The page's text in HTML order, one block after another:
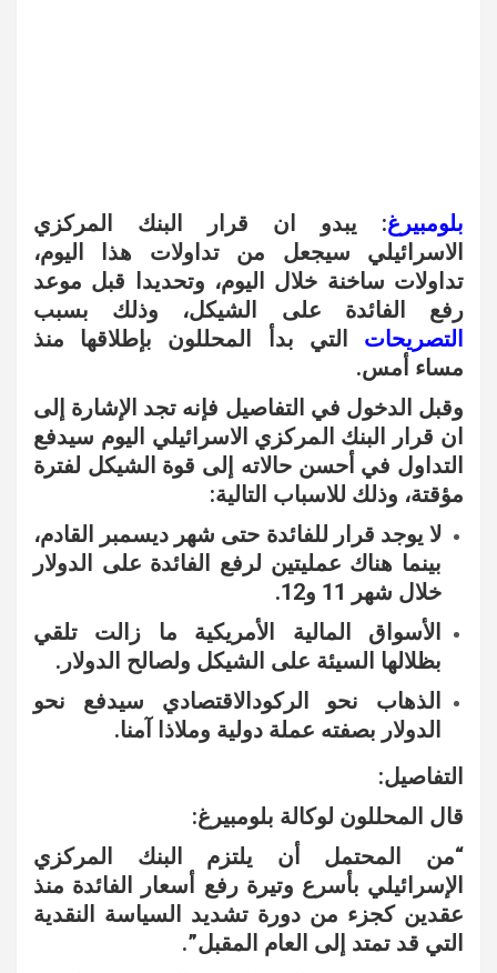
بلومبيرغ: يبدو ان قرار البنك المركزي
الاسرائيلي سيجعل من تداولات هذا اليوم،
تداولات ساخنة خلال اليوم، وتحديدا قبل موعد
رفع الفائدة على الشيكل، وذلك بسبب
التصريحات
التي بدأ المحللون بإطلاقها منذ
مساء أمس.
وقبل الدخول في التفاصيل فإنه تجد الإشارة إلى
ان قرار البنك المركزي الاسرائيلي اليوم سيدفع
التداول في أحسن حالاته إلى قوة الشيكل لفترة
مؤقتة، وذلك للاسباب التالية:
لا يوجد قرار للفائدة حتى شهر ديسمبر القادم،
بينما هناك عمليتين لرفع الفائدة على الدولار
خلال شهر 11 و12.
الأسواق المالية الأمريكية ما زالت تلقي
بظلالها السيئة على الشيكل ولصالح الدولار.
الذهاب نحو الركودالاقتصادي سيدفع نحو
الدولار بصفته عملة دولية وملاذا آمنا.
التفاصيل:
قال المحللون لوكالة بلومبيرغ:
“من المحتمل أن يلتزم البنك المركزي
الإسرائيلي بأسرع وتيرة رفع أسعار الفائدة منذ
عقدين كجزء من دورة تشديد السياسة النقدية
التي قد تمتد إلى العام المقبل”.